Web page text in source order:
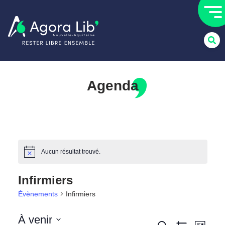
Agenda
Notice Aucun résultat trouvé.
Infirmiers
Évènements Infirmiers
À venir